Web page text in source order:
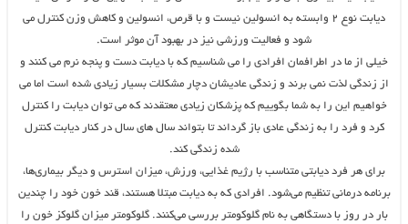
دیابت نوع ۲ وابسته به انسولین نیست و با قرص، انسولین و کاهش وزن کنترل می
شود و فعالیت ورزشی نیز در بهبود آن موثر است.
خیلی از ما در اطرافمان افرادی را می شناسیم که با دیابت دست و پنجه نرم می کنند و
از زندگی لذت نمی برند و زندگی عادیشان دچار مشکلات بسیار زیادی شده است اما می
خواهیم این را به شما بگوییم که پزشکان زیادی معتقدند که می توان دیابت را کنترل
کرد و فرد را به زندگی عادی باز گرداند تا بتواند سال های سال در کنار دیابت کنترل
شده زندگی کند.
برای هر فرد دیابتی متناسب با رژیم غذایی، ورزش، میزان استرس و دیگر بیماری‌ها،
برنامه درمانی تنظیم می‌شود. افرادی که به دیابت مبتلا هستند، قند خون خود را چندین
بار در روز با دستگاهی به نام گلوکومتر بررسی می‌کنند. گلوکومتر میزان گلوکز خون را